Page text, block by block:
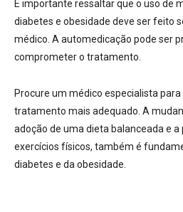
É importante ressaltar que o uso de
diabetes e obesidade deve ser feito
médico. A automedicação pode ser
comprometer o tratamento.
Procure um médico especialista
tratamento mais adequado. A
adoção de uma dieta balanceada e a
exercícios físicos, também é
diabetes e da obesidade.